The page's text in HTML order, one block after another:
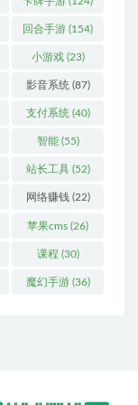
回合手游 (154)
小游戏(23)
影音系统 (87)
支付系统 (40)
智能(55)
站长工具(52)
网络赚钱(22)
苹果cms (26)
课程 (30)
魔幻手游(36)